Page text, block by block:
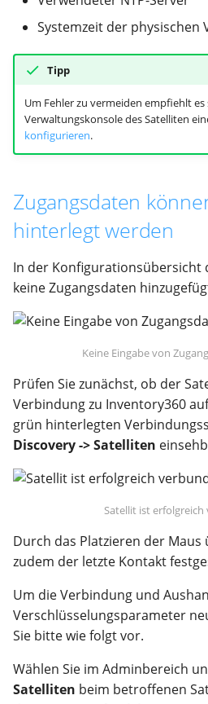
Gruppen & Rechte
Kategorien & Customizing
Labelling
Inventarisierung
Mobile Nutzung
Vorgehen bei Wechsel des
Ansprechpartners
Fleet Management
Benutzer
Reports
Finanzen & Controlling
Verwaltung
Output Management
Benutzereinstellungen
Hilfe
E-Mail
Inventarnummern &
Labelling
Erweiterte Funktionen
Verhalten
Automatisierung
Erinnerungsfunktionen
HilfeSystemzeit der physischen
Tipp
Um Fehler zu vermeiden empfiehlt es
Verwaltungskonsole des Satelliten
konfigurieren.
Zugangsdaten
hinterlegt werden
In der Konfigurationsübersicht
keine Zugangsdaten
Keine Eingabe von
Prüfen Sie zunächst, ob der
Verbindung zu Inventory360
grün hinterlegten
Discovery -> Satelliten
Satellit ist
Durch das Platzieren der
zudem der letzte Kontakt
Um die Verbindung und
Verschlüsselungsparameter
Sie bitte wie folgt vor.
Wählen Sie im Adminbereich
Satelliten beim betroffenen